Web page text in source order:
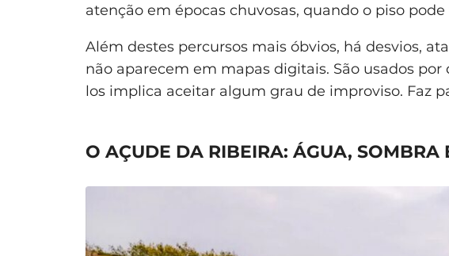
atenção em épocas chuvosas, quando o piso
Além destes percursos mais óbvios, há desvios,
não aparecem em mapas digitais. São usados
los implica aceitar algum grau de improviso. Faz
O AÇUDE DA RIBEIRA: ÁGUA, SOMBRA